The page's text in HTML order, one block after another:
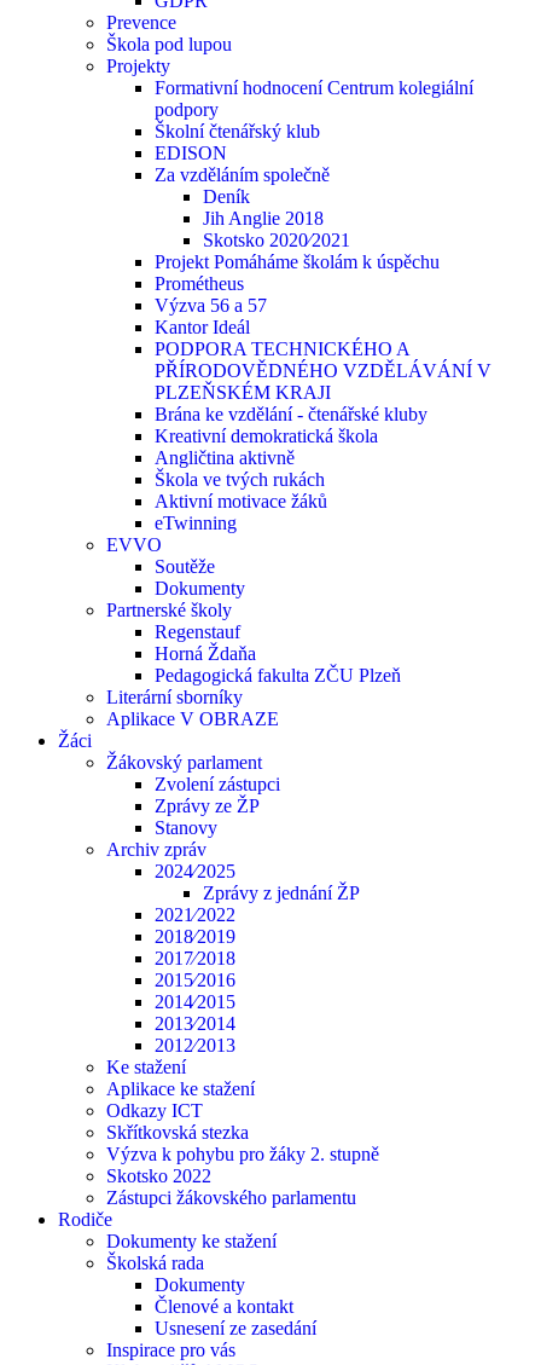
Prevence
Škola pod lupou
Projekty
Formativní hodnocení Centrum kolegiální
podpory
Školní čtenářský klub
EDISON
Za vzděláním společně
Deník
Jih Anglie 2018
Skotsko 2020⁄2021
Projekt Pomáháme školám k úspěchu
Prométheus
Výzva 56 a 57
Kantor Ideál
PODPORA TECHNICKÉHO A
PŘÍRODOVĚDNÉHO VZDĚLÁVÁNÍ V
PLZEŇSKÉM KRAJI
Brána ke vzdělání - čtenářské kluby
Kreativní demokratická škola
Angličtina aktivně
Škola ve tvých rukách
Aktivní motivace žáků
eTwinning
EVVO
Soutěže
Dokumenty
Partnerské školy
Regenstauf
Horná Ždaňa
Pedagogická fakulta ZČU Plzeň
Literární sborníky
Aplikace V OBRAZE
Žáci
Žákovský parlament
Zvolení zástupci
Zprávy ze ŽP
Stanovy
Archiv zpráv
2024⁄2025
Zprávy z jednání ŽP
2021⁄2022
2018⁄2019
2017⁄2018
2015⁄2016
2014⁄2015
2013⁄2014
2012⁄2013
Ke stažení
Aplikace ke stažení
Odkazy ICT
Skřítkovská stezka
Výzva k pohybu pro žáky 2. stupně
Skotsko 2022
Zástupci žákovského parlamentu
Rodiče
Dokumenty ke stažení
Školská rada
Dokumenty
Členové a kontakt
Usnesení ze zasedání
Inspirace pro vás